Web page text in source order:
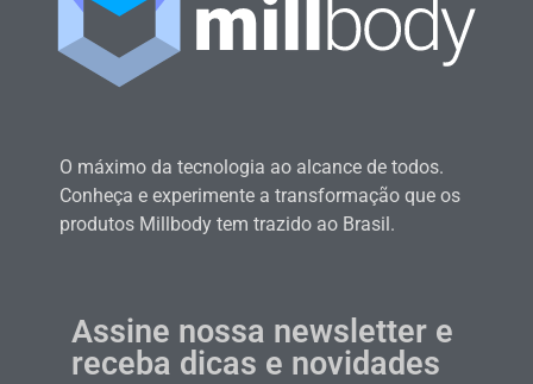
O máximo da tecnologia ao alcance de todos.
Conheça e experimente a transformação que os
produtos Millbody tem trazido ao Brasil.
Assine nossa newsletter e
receba dicas e novidades